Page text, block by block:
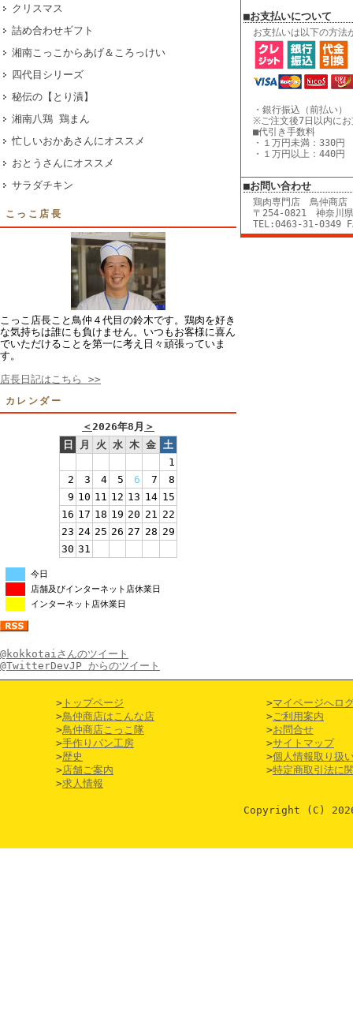
クリスマス
詰め合わせギフト
湘南こっこからあげ＆ころっけい
四代目シリーズ
秘伝の【とり漬】
湘南八鶏 鶏まん
忙しいおかあさんにオススメ
おとうさんにオススメ
サラダチキン
こっこ店長
こっこ店長こと鳥仲４代目の鈴木です。鶏肉を好き
な気持ちは誰にも負けません。いつもお客様に喜ん
でいただけることを第一に考え日々頑張っていま
す。
店長日記はこちら >>
カレンダー
＜2026年8月 ＞
日
月 火 水 木 金 土
1
2
3 4 5 6 7
8
9 10 11 12 13 14 15
16 17 18 19 20 21 22
23 24 25 26 27 28 29
30 31
今日
店舗及びインターネット店休業日
インターネット店休業日
@kokkotaiさんのツイート
@TwitterDevJP からのツイート
■お支払いについて
お支払いは以下の方法
・銀行振込（前払い）
※ご注文後7日以内に
■代引き手数料
・１万円未満：330円
・１万円以上：440円
■お問い合わせ
鶏肉専門店 鳥仲商店
〒254-0821 神奈川
TEL:0463-31-0349
> トップページ >マイページへロ
>鳥仲商店はこんな店 >ご利用案内
>鳥仲商店こっこ隊 >お問合せ
>手作りパン工房 >サイトマップ
>歴史 >個人情報取り扱
>店舗ご案内 >特定商取引法に
>求人情報
Copyright (C)